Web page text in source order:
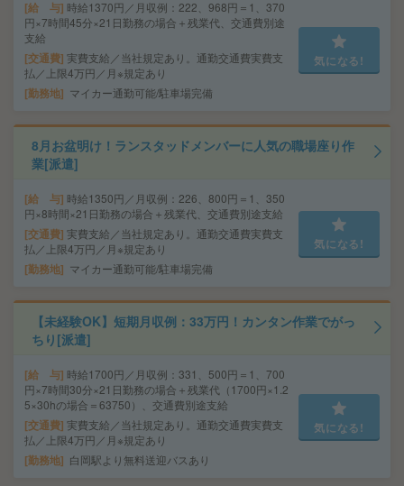
給 与 時給1370円／月収例：222、968円＝1、370
円×7時間45分×21日勤務の場合＋残業代、交通費別途
支給
交通費 実費支給／当社規定あり。通勤交通費実費支
払／上限4万円／月※規定あり
勤務地 マイカー通勤可能/駐車場完備
気になる!
8月お盆明け！ランスタッドメンバーに人気の職場座り作
業[派遣]
給 与 時給1350円／月収例：226、800円＝1、350
円×8時間×21日勤務の場合＋残業代、交通費別途支給
交通費 実費支給／当社規定あり。通勤交通費実費支
払／上限4万円／月※規定あり
勤務地 マイカー通勤可能/駐車場完備
気になる!
【未経験OK】短期月収例：33万円！カンタン作業でがっ
ちり[派遣]
給 与 時給1700円／月収例：331、500円＝1、700
円×7時間30分×21日勤務の場合＋残業代（1700円×1.2
5×30hの場合＝63750）、交通費別途支給
交通費 実費支給／当社規定あり。通勤交通費実費支
払／上限4万円／月※規定あり
勤務地 白岡駅より無料送迎バスあり
気になる!